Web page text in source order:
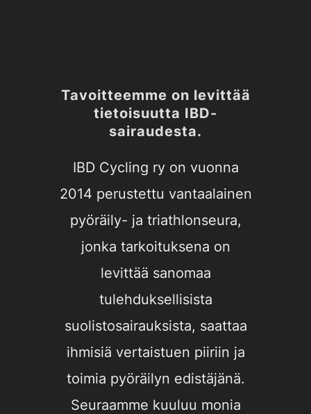
Tavoitteemme on levittää
tietoisuutta IBD-
sairaudesta.
IBD Cycling ry on vuonna
2014 perustettu vantaalainen
pyöräily- ja triathlonseura,
jonka tarkoituksena on
levittää sanomaa
tulehduksellisista
suolistosairauksista, saattaa
ihmisiä vertaistuen piiriin ja
toimia pyöräilyn edistäjänä.
Seuraamme kuuluu monia